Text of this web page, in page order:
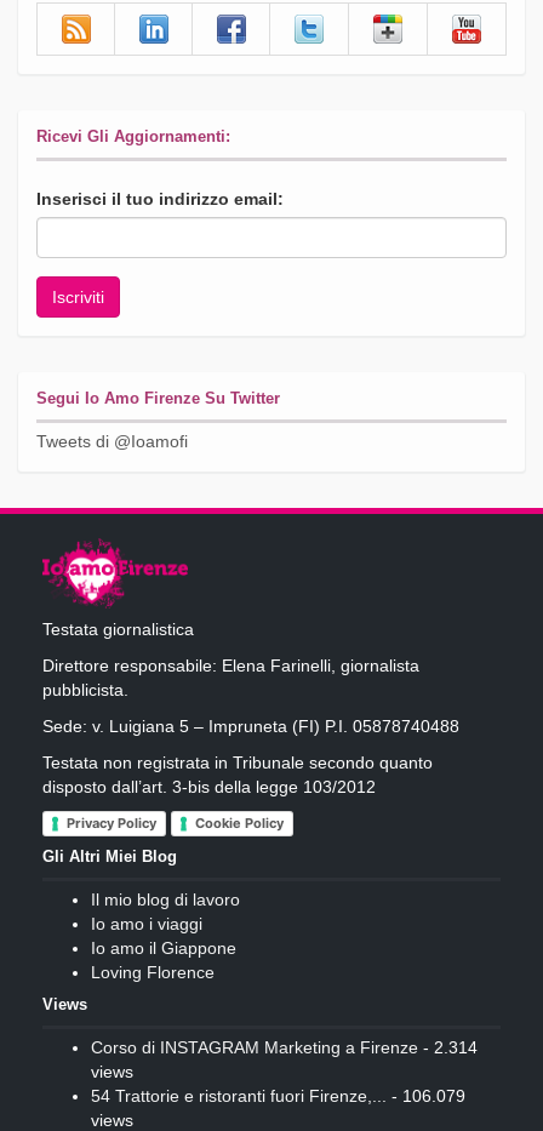
Ricevi Gli Aggiornamenti:
Inserisci il tuo indirizzo email:
Segui Io Amo Firenze Su Twitter
Tweets di @Ioamofi
Testata giornalistica
Direttore responsabile: Elena Farinelli, giornalista
pubblicista.
Sede: v. Luigiana 5 – Impruneta (FI) P.I. 05878740488
Testata non registrata in Tribunale secondo quanto
disposto dall’art. 3-bis della legge 103/2012
Privacy Policy Cookie Policy
Gli Altri Miei Blog
Il mio blog di lavoro
Io amo i viaggi
Io amo il Giappone
Loving Florence
Views
Corso di INSTAGRAM Marketing a Firenze - 2.314
views
54 Trattorie e ristoranti fuori Firenze,... - 106.079
views